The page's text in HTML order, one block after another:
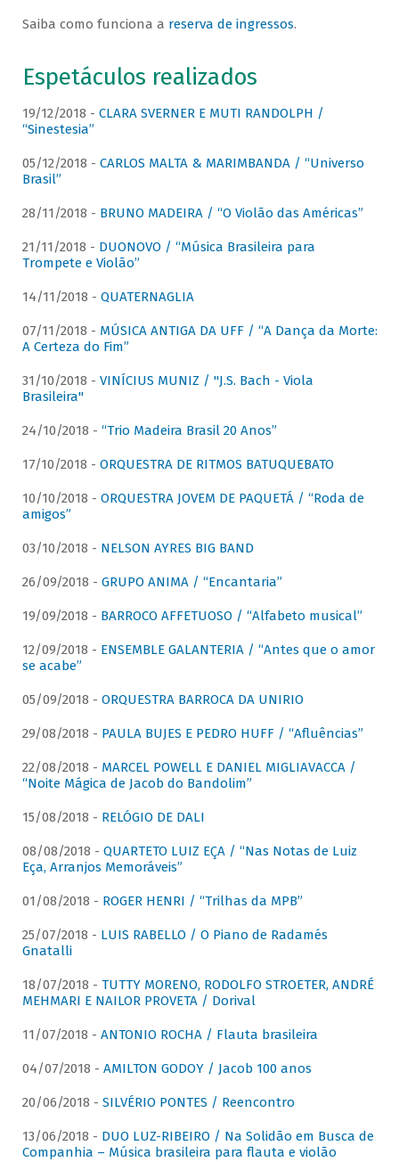
Saiba como funciona a reserva de ingressos.
Espetáculos realizados
19/12/2018 - CLARA SVERNER E MUTI RANDOLPH /
“Sinestesia”
05/12/2018 - CARLOS MALTA & MARIMBANDA / “Universo
Brasil”
28/11/2018 - BRUNO MADEIRA / “O Violão das Américas”
21/11/2018 - DUONOVO / “Música Brasileira para
Trompete e Violão”
14/11/2018 - QUATERNAGLIA
07/11/2018 - MÚSICA ANTIGA DA UFF / “A Dança da Morte:
A Certeza do Fim”
31/10/2018 - VINÍCIUS MUNIZ / "J.S. Bach - Viola
Brasileira"
24/10/2018 - “Trio Madeira Brasil 20 Anos”
17/10/2018 - ORQUESTRA DE RITMOS BATUQUEBATO
10/10/2018 - ORQUESTRA JOVEM DE PAQUETÁ / “Roda de
amigos”
03/10/2018 - NELSON AYRES BIG BAND
26/09/2018 - GRUPO ANIMA / “Encantaria”
19/09/2018 - BARROCO AFFETUOSO / “Alfabeto musical”
12/09/2018 - ENSEMBLE GALANTERIA / “Antes que o amor
se acabe”
05/09/2018 - ORQUESTRA BARROCA DA UNIRIO
29/08/2018 - PAULA BUJES E PEDRO HUFF / “Afluências”
22/08/2018 - MARCEL POWELL E DANIEL MIGLIAVACCA /
“Noite Mágica de Jacob do Bandolim”
15/08/2018 - RELÓGIO DE DALI
08/08/2018 - QUARTETO LUIZ EÇA / “Nas Notas de Luiz
Eça, Arranjos Memoráveis”
01/08/2018 - ROGER HENRI / “Trilhas da MPB”
25/07/2018 - LUIS RABELLO / O Piano de Radamés
Gnatalli
18/07/2018 - TUTTY MORENO, RODOLFO STROETER, ANDRÉ
MEHMARI E NAILOR PROVETA / Dorival
11/07/2018 - ANTONIO ROCHA / Flauta brasileira
04/07/2018 - AMILTON GODOY / Jacob 100 anos
20/06/2018 - SILVÉRIO PONTES / Reencontro
13/06/2018 - DUO LUZ-RIBEIRO / Na Solidão em Busca de
Companhia – Música brasileira para flauta e violão